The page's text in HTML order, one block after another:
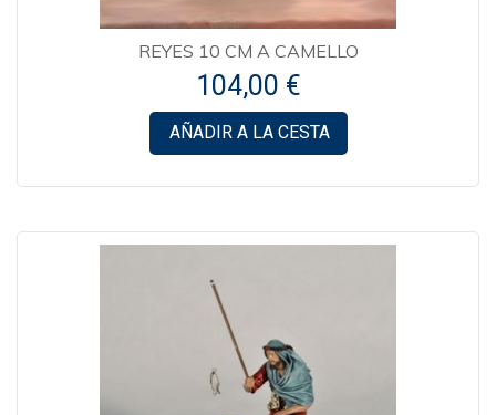
REYES 10 CM A CAMELLO
104,00 €
AÑADIR A LA CESTA